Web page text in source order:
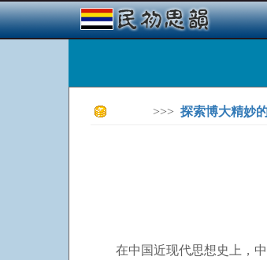
>>> 探索博大精妙
在中国近现代思想史上，中